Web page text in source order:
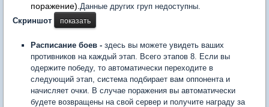
поражение). Данные других груп недоступны.
Скриншот
Расписание боев - здесь вы можете увидеть ваших
противников на каждый этап. Всего этапов 8. Если вы
одержите победу, то автоматически переходите в
следующий этап, система подбирает вам оппонента и
начисляет очки.
В случае поражения вы автоматически
будете возвращены на свой сервер и получите награду за